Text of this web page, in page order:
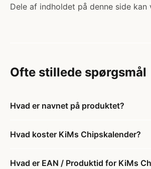
Dele af indholdet på denne side
Ofte stillede spørgsmål
Hvad er navnet på produktet?
Hvad koster KiMs Chipskalender?
Hvad er EAN / Produktid for KiMs